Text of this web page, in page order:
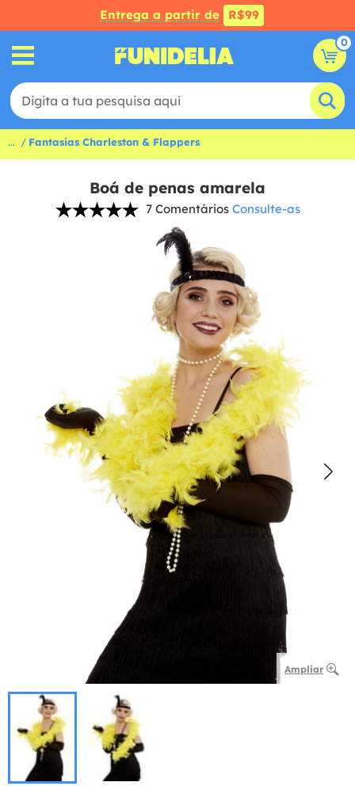
Entrega a partir de R$99
0
... Fantasias Charleston & Flappers
Boá de penas amarela
7 Comentários Consulte-as
Ampliar